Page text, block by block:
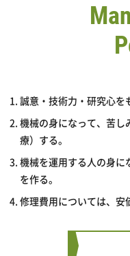
誠意・技術力・研究心を
機械の身になって、苦し
療）する。
機械を運用する人の身に
を作る。
修理費用については、安